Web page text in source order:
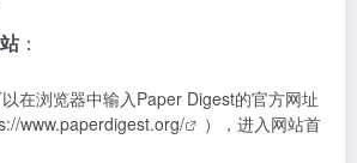
：
在浏览器中输入Paper Digest的官方网址
www.paperdigest.org/
），进入网站首